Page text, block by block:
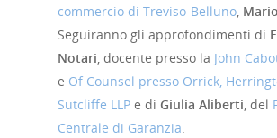
commercio di Treviso-Belluno,
Seguiranno gli approfondimenti di
Notari, docente presso la John
e Of Counsel presso Orrick,
Sutcliffe LLP e di Giulia Aliberti, del
Centrale di Garanzia.